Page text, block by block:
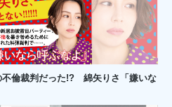
不倫裁判だった!? 綿矢りさ「嫌いな